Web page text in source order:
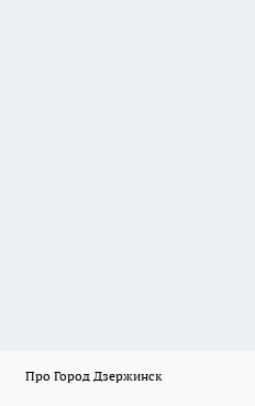
Про Город Дзержинск